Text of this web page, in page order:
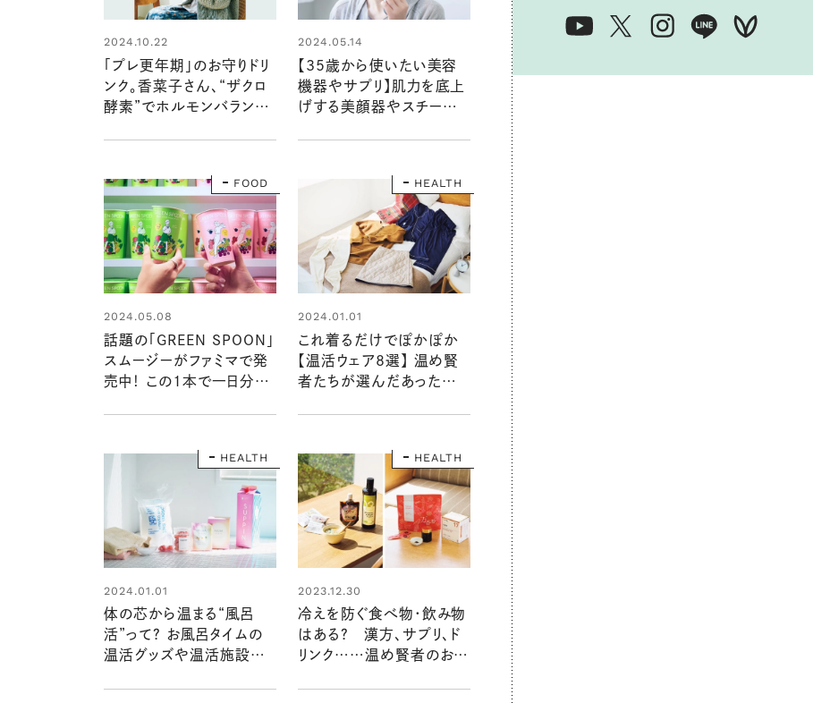
2024.10.22
「プレ更年期」のお守りドリ
ンク。香菜子さん、“ザクロ
酵素”でホルモンバランス
2024.05.14
【35歳から使いたい美容
機器やサプリ】肌力を底上
げする美顔器やスチーマ
FOOD
2024.05.08
話題の「GREEN SPOON」
スムージーがファミマで発
売中！ この1本で一日分の
HEALTH
2024.01.01
これ着るだけでぽかぽか
【温活ウェア8選】 温め賢
者たちが選んだあったか
HEALTH
2024.01.01
体の芯から温まる“風呂
活”って？ お風呂タイムの
温活グッズや温活施設で
HEALTH
2023.12.30
冷えを防ぐ食べ物・飲み物
はある？ 漢方、サプリ、ド
リンク……温め賢者のお墨